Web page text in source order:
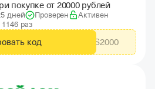
покупке от 20000 рублей
дней Проверен
Активен
раз
код CITYADS2000